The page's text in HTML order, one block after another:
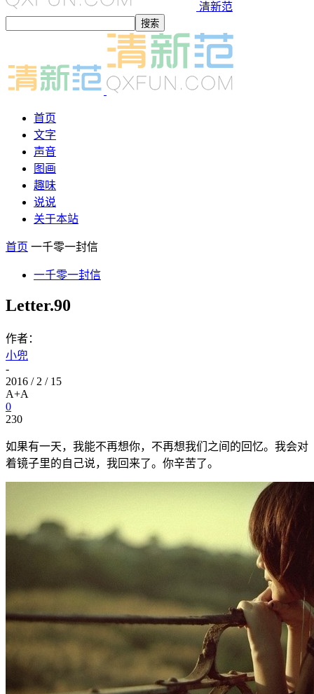
清新范
首页
文字
声音
图画
趣味
说说
关于本站
首页 一千零一封信
一千零一封信
Letter.90
作者：
小兜
-
2016 / 2 / 15
A+A
0
230
如果有一天，我能不再想你，不再想我们之间的回忆。我会对
着镜子里的自己说，我回来了。你辛苦了。